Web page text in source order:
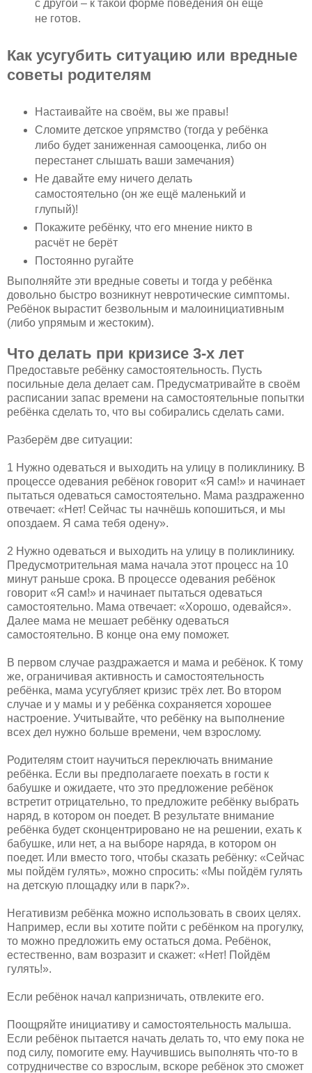
с другой – к такой форме поведения он ещё
не готов.
Как усугубить ситуацию или вредные
советы родителям
Настаивайте на своём, вы же правы!
Сломите детское упрямство (тогда у ребёнка
либо будет заниженная самооценка, либо он
перестанет слышать ваши замечания)
Не давайте ему ничего делать
самостоятельно (он же ещё маленький и
глупый)!
Покажите ребёнку, что его мнение никто в
расчёт не берёт
Постоянно ругайте
Выполняйте эти вредные советы и тогда у ребёнка
довольно быстро возникнут невротические симптомы.
Ребёнок вырастит безвольным и малоинициативным
(либо упрямым и жестоким).
Что делать при кризисе 3-х лет
Предоставьте ребёнку самостоятельность. Пусть
посильные дела делает сам. Предусматривайте в своём
расписании запас времени на самостоятельные попытки
ребёнка сделать то, что вы собирались сделать сами.
Разберём две ситуации:
1 Нужно одеваться и выходить на улицу в поликлинику. В
процессе одевания ребёнок говорит «Я сам!» и начинает
пытаться одеваться самостоятельно. Мама раздраженно
отвечает: «Нет! Сейчас ты начнёшь копошиться, и мы
опоздаем. Я сама тебя одену».
2 Нужно одеваться и выходить на улицу в поликлинику.
Предусмотрительная мама начала этот процесс на 10
минут раньше срока. В процессе одевания ребёнок
говорит «Я сам!» и начинает пытаться одеваться
самостоятельно. Мама отвечает: «Хорошо, одевайся».
Далее мама не мешает ребёнку одеваться
самостоятельно. В конце она ему поможет.
В первом случае раздражается и мама и ребёнок. К тому
же, ограничивая активность и самостоятельность
ребёнка, мама усугубляет кризис трёх лет. Во втором
случае и у мамы и у ребёнка сохраняется хорошее
настроение. Учитывайте, что ребёнку на выполнение
всех дел нужно больше времени, чем взрослому.
Родителям стоит научиться переключать внимание
ребёнка. Если вы предполагаете поехать в гости к
бабушке и ожидаете, что это предложение ребёнок
встретит отрицательно, то предложите ребёнку выбрать
наряд, в котором он поедет. В результате внимание
ребёнка будет сконцентрировано не на решении, ехать к
бабушке, или нет, а на выборе наряда, в котором он
поедет. Или вместо того, чтобы сказать ребёнку: «Сейчас
мы пойдём гулять», можно спросить: «Мы пойдём гулять
на детскую площадку или в парк?».
Негативизм ребёнка можно использовать в своих целях.
Например, если вы хотите пойти с ребёнком на прогулку,
то можно предложить ему остаться дома. Ребёнок,
естественно, вам возразит и скажет: «Нет! Пойдём
гулять!».
Если ребёнок начал капризничать, отвлеките его.
Поощряйте инициативу и самостоятельность малыша.
Если ребёнок пытается начать делать то, что ему пока не
под силу, помогите ему. Научившись выполнять что-то в
сотрудничестве со взрослым, вскоре ребёнок это сможет